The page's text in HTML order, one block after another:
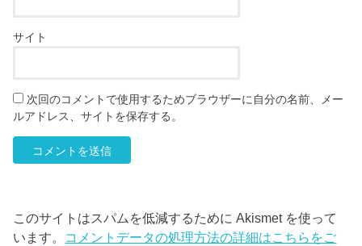
サイト
次回のコメントで使用するためブラウザーに自分の名前、メー
ルアドレス、サイトを保存する。
このサイトはスパムを低減するために Akismet を使って
います。 コメントデータの処理方法の詳細はこちらをご